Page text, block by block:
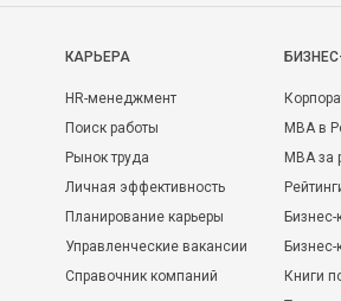
КАРЬЕРА
HR-менеджмент
Поиск работы
Рынок труда
Личная эффективность
Планирование карьеры
Управленческие вакансии
Справочник компаний
MBA в
MBA
Бизнес-
Книги